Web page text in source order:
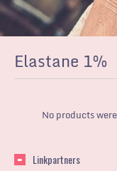
Elastane 1%
No products
Linkpartners